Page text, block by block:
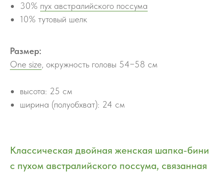
30% пух австралийского поссума
10% тутовый шелк
Размер:
One size , окружность головы 54−58 см
высота: 25 см
ширина (полуобхват): 24 см
Классическая двойная женская шапка-бини
с пухом австралийского поссума, связанная